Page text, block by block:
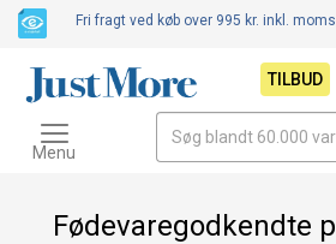
Fødevaregodkendte
Fri fragt ved køb over 995 kr. inkl. moms
TILBUD
Toggle
navigation
Menu